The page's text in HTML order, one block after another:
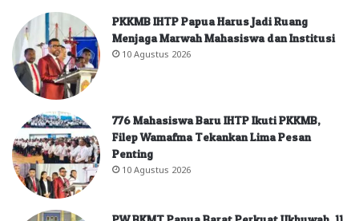
PKKMB IHTP Papua Harus Jadi Ruang
Menjaga Marwah Mahasiswa dan Institusi
10 Agustus 2026
776 Mahasiswa Baru IHTP Ikuti PKKMB,
Filep Wamafma Tekankan Lima Pesan
Penting
10 Agustus 2026